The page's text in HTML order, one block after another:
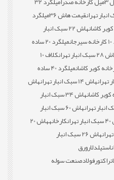
قیمت هاش 36
میلگرد
هاش 22 سبک انبار
میلگرد 20 ساده
انبار تهران
کلاف 10
میلگرد 40 ساده
هاش 14 سبک انبار تهران
هاش
هاش 34 سبک انبار
هاش 60 سبک انبار
کارخانه
هاش 20
هاش 26 سبک انبار
استیلدلارورق
راکتورفولادصنعت سوله